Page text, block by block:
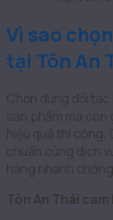
Vì sao
tại Tôn An
Chọn đúng đối
sản phẩm mà còn
hiệu quả thi công.
chuẩn cùng dịch
hàng nhanh
Tôn An Thái